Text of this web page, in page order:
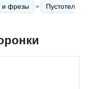
и фрезы > Пустотелые